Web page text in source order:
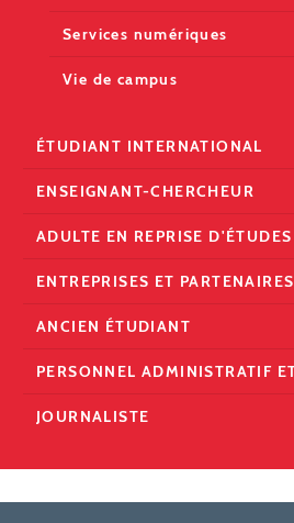
Services numériques
Vie de campus
ÉTUDIANT INTERNATIONAL
ENSEIGNANT-CHERCHEUR
ADULTE EN REPRISE D'ÉTUDES
ENTREPRISES ET PARTENAIRES
ANCIEN ÉTUDIANT
PERSONNEL ADMINISTRATIF
JOURNALISTE